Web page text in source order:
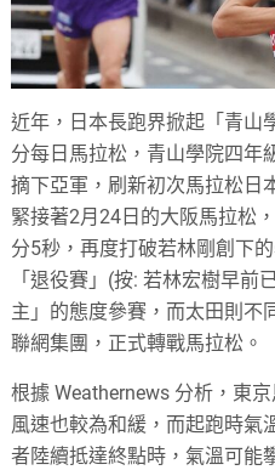
近年，日本長跑界掀起「青山
分每日馬拉松，青山學院四年
摘下亞軍，刷新初次馬拉松日
緊接著2月24日的大阪馬拉松
分5秒，再度打破若林剛創下
「退役賽」(按: 若林宏樹早
主」的態度參賽，而太田則不
聯網集團，正式轉戰馬拉松。
根據 Weathernews 分析，東
風速也較為和緩，而起跑時
者陸續抵達終點時，氣溫可